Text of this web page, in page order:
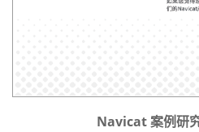
Navicat 案例研